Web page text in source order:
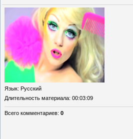
Язык: Русский
Длительность материала: 00:03:09
Всего комментариев: 0